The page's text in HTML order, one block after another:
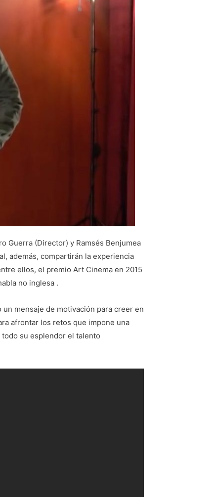
Guerra (Director) y Ramsés Benjumea
además, compartirán la experiencia
ellos, el premio Art Cinema en 2015
no inglesa .
mensaje de motivación para creer en
afrontar los retos que impone una
su esplendor el talento